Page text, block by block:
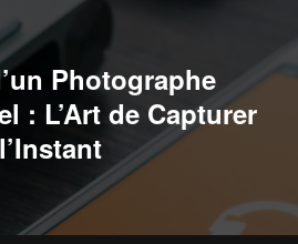
Photographe
: L’Art de Capturer
l’Instant